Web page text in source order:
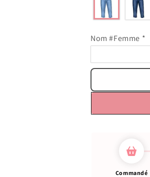
Nom #Femme *
Commandé